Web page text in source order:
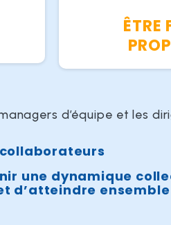
ÊTRE
d’équipe et les
une dynamique
d’atteindre